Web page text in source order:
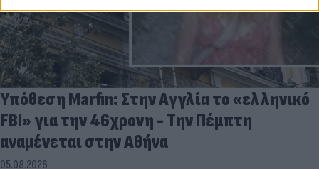
Υπόθεση Marfin: Στην Αγγλία το «ελληνικό
FBI» για την 46χρονη - Την Πέμπτη
αναμένεται στην Αθήνα
05.08.2026